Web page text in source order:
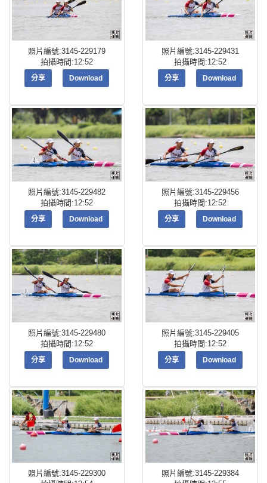
照片編號:3145-229179
拍攝時間:12:52
分享 Download
照片編號:3145-229431
拍攝時間:12:52
分享 Download
照片編號:3145-229482
拍攝時間:12:52
分享 Download
照片編號:3145-229456
拍攝時間:12:52
分享 Download
照片編號:3145-229480
拍攝時間:12:52
分享 Download
照片編號:3145-229405
拍攝時間:12:52
分享 Download
照片編號:3145-229300
照片編號:3145-229384